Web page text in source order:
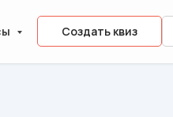
Создать квиз